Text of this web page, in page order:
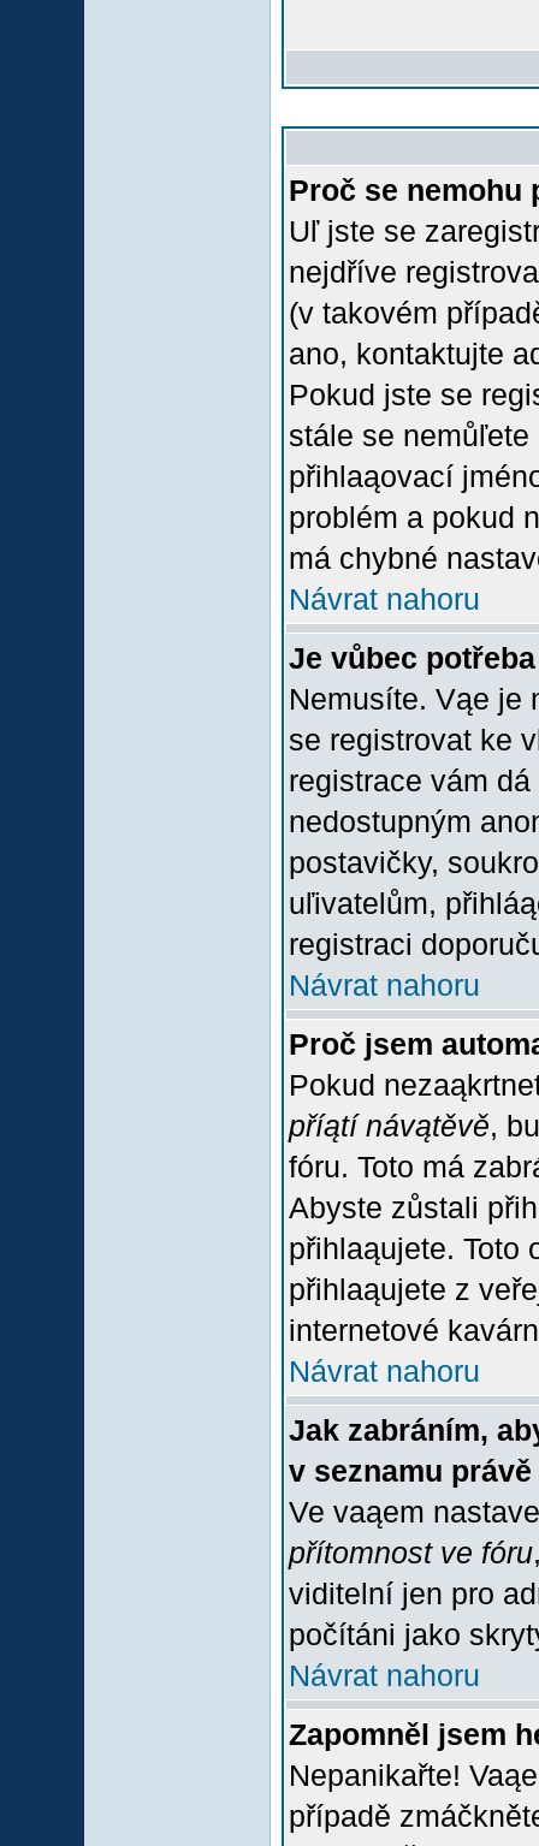
Proč se nemohu
Uľ jste se
nejdříve
(v takovém
ano, kontaktujte
Pokud jste se
stále se
přihlaąovací
problém a pokud
má chybné
Návrat nahoru
Je vůbec
Nemusíte. Vąe je
se registrovat ke
registrace vám
nedostupným
postavičky,
uľivatelům,
registraci
Návrat nahoru
Proč jsem
Pokud
příątí návątěvě,
fóru. Toto má
Abyste zůstali
přihlaąujete. Toto
přihlaąujete z
internetové
Návrat nahoru
Jak zabráním,
v seznamu
Ve vaąem
přítomnost ve fóru
viditelní jen pro
počítáni jako
Návrat nahoru
Zapomněl jsem
Nepanikařte!
případě